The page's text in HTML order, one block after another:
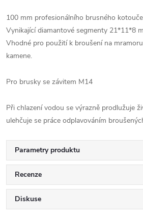
100 mm profesionálního brusného kotouče
Vynikající diamantové segmenty 21*11*8
Vhodné pro použití k broušení na
kamene.
Pro brusky se závitem M14
Při chlazení vodou se výrazně prodlužuje
ulehčuje se práce odplavováním
Parametry produktu
Recenze
Diskuse